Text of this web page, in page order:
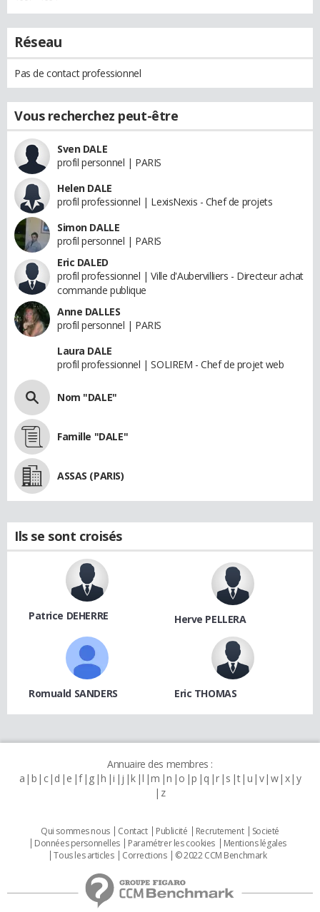
Réseau
Pas de contact professionnel
Vous recherchez peut-être
Sven DALE
profil personnel | PARIS
Helen DALE
profil professionnel | LexisNexis - Chef de projets
Simon DALLE
profil personnel | PARIS
Eric DALED
profil professionnel | Ville d'Aubervilliers - Directeur achat
commande publique
Anne DALLES
profil personnel | PARIS
Laura DALE
profil professionnel | SOLIREM - Chef de projet web
Nom "DALE"
Famille "DALE"
ASSAS (PARIS)
Ils se sont croisés
Patrice DEHERRE Herve PELLERA
Romuald SANDERS Eric THOMAS
Annuaire des membres :
a b c d e f g h i j k l m n o p q r s t u v w x y
z
Qui sommes nous Contact Publicité Recrutement
Societé
Données personnelles
Paramétrer les cookies
Mentions légales
Tous les articles
Corrections © 2022 CCM Benchmark